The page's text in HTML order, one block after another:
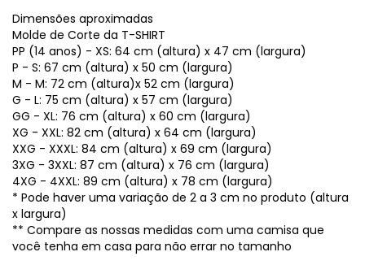
Dimensões aproximadas
Molde de Corte da T-SHIRT
PP (14 anos) - XS: 64 cm (altura) x 47 cm (largura)
P - S: 67 cm (altura) x 50 cm (largura)
M - M: 72 cm (altura)x 52 cm (largura)
G - L: 75 cm (altura) x 57 cm (largura)
GG - XL: 76 cm (altura) x 60 cm (largura)
XG - XXL: 82 cm (altura) x 64 cm (largura)
XXG - XXXL: 84 cm (altura) x 69 cm (largura)
3XG - 3XXL: 87 cm (altura) x 76 cm (largura)
4XG - 4XXL: 89 cm (altura) x 78 cm (largura)
* Pode haver uma variação de 2 a 3 cm no produto (altura
x largura)
** Compare as nossas medidas com uma camisa que
você tenha em casa para não errar no tamanho